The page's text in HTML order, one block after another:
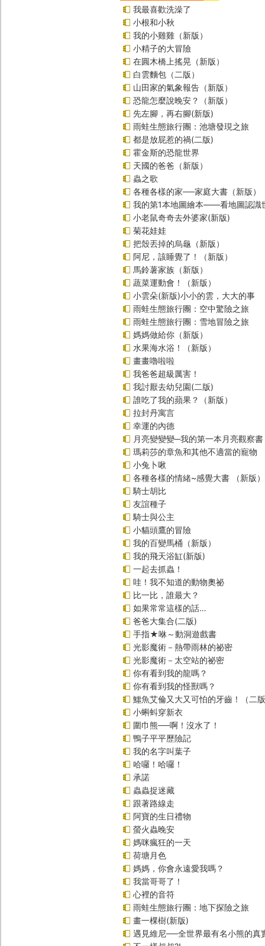
我最喜歡洗澡了
小根和小秋
我的小雞雞（新版）
小精子的大冒險
在圓木橋上搖晃（新版）
白雲麵包（二版）
山田家的氣象報告（新版）
恐龍怎麼說晚安？（新版）
先左腳，再右腳(新版)
雨蛙生態旅行團：池塘發現之旅
都是放屁惹的禍(二版)
霍金斯的恐龍世界
天國的爸爸（新版）
蟲之歌
各種各樣的家──家庭大書（新版）
我的第1本地圖繪本――看地圖認識
小老鼠奇奇去外婆家(新版)
菊花娃娃
把殼丟掉的烏龜（新版）
阿尼，該睡覺了！（新版）
馬鈴薯家族（新版）
蔬菜運動會！（新版）
小雲朵(新版)小小的雲，大大的事
雨蛙生態旅行團：空中驚險之旅
雨蛙生態旅行團：雪地冒險之旅
媽媽做給你（新版）
水果海水浴！（新版）
畫畫嚕啦啦
我爸爸超級厲害！
我討厭去幼兒園(二版)
誰吃了我的蘋果？（新版）
拉封丹寓言
幸運的內德
月亮變變變─我的第一本月亮觀察書
瑪莉莎的章魚和其他不適當的寵物
小兔卜啾
各種各樣的情緒~感覺大書 （新版）
騎士胡比
友誼種子
騎士與公主
小貓頭鷹的冒險
我的百變馬桶（新版）
我的飛天浴缸(新版)
一起去抓蟲！
哇！我不知道的動物奧祕
比一比，誰最大？
如果常常這樣的話…
爸爸大集合(二版)
手指★咻～動洞遊戲書
光影魔術－熱帶雨林的祕密
光影魔術－太空站的祕密
你有看到我的龍嗎？
你有看到我的怪獸嗎？
鱷魚艾倫又大又可怕的牙齒！（二
小蝌蚪穿新衣
圍巾熊──啊！沒水了！
鴨子平平歷險記
我的名字叫葉子
哈囉！哈囉！
承諾
蟲蟲捉迷藏
跟著路線走
阿寶的生日禮物
螢火蟲晚安
媽咪瘋狂的一天
荷塘月色
媽媽，你會永遠愛我嗎？
我當哥哥了！
心裡的音符
雨蛙生態旅行團：地下探險之旅
畫一棵樹(新版)
遇見維尼──全世界最有名小熊的真